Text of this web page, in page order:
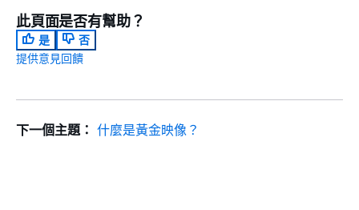
此頁面是否有幫助？
是
否
提供意見回饋
下一個主題： 什麼是黃金映像？